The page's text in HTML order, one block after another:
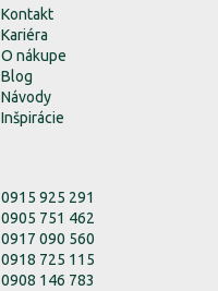
Kontakt
Kariéra
O nákupe
Blog
Návody
Inšpirácie
0915 925 291
0905 751 462
0917 090 560
0918 725 115
0908 146 783